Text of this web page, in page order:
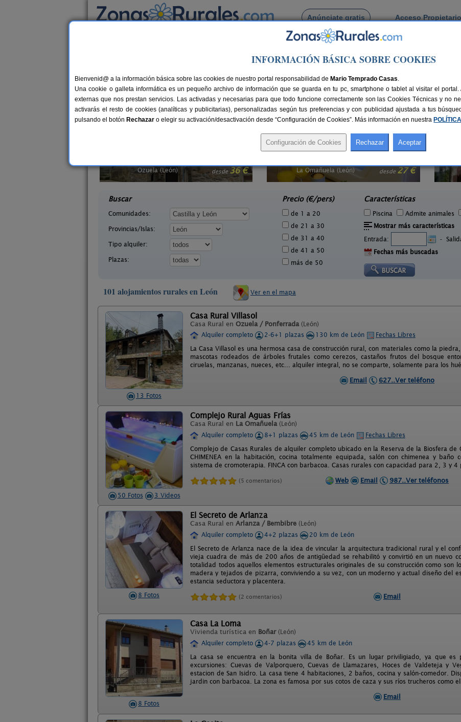
Anúnciate gratis Acceso
Busca por pueblo
Casas Rurales en León
Alojamientos rurales para disfrutar del turismo rural en León (19 con opiniones,10 con reserva online ,2 con
2-6+1 pers.
36 €
desde27 €
La Omañuela (León)
desde 18 €
Valdelaloba (León)
Buscar
Comunidades:
Provincias/Islas:
Tipo alquiler:
Plazas:
Precio (€/pers)
de 1 a 20
de 21 a 30
de 31 a 40
de 41 a 50
más de 50
Características
Piscina Admite animales
Mostrar más características
Entrada:
-
Fechas más buscadas
101 alojamientos rurales en León Ver en el mapa
13 Fotos
Casa Rural Villasol
Casa Rural en Ozuela / Ponferrada (León)
Alquiler completo
2-6+1 plazas 130 km de León
Fechas Libres
La Casa Villasol es una hermosa casa de construcción rural, con materiales como la
mascotas rodeados de árboles frutales como cerezos, castaños frutos del bosque
ciruelas, manzanas, nueces, etc... alquiler integral, no se comparte, solamente para los
Email
627..Ver teléfono
50 Fotos 3 Videos
Complejo Rural Aguas Frías
Casa Rural en La Omañuela (León)
Alquiler completo
8+1 plazas 45 km de León
Fechas Libres
Complejo de Casas Rurales de alquiler completo ubicado en la Reserva de la Biosfera de
CHIMENEA en la habitación, cocina totalmente equipada, salón con chimenea y baño
sistema de cromoterapia. FINCA con barbacoa. Casas rurales con capacidad para 2, 3 y 4
(5 comentarios) Web Email 987..Ver teléfonos
8 Fotos
El Secreto de Arlanza
Casa Rural en Arlanza / Bembibre (León)
Alquiler completo
4+2 plazas
20 km de León
El Secreto de Arlanza nace de la idea de vincular la arquitectura tradicional rural y el
vieja cuadra de más de 200 años de antigüedad se rehabilitó y convirtió en un nuevo
totalidad todos aquellos elementos estructurales originales de su construcción como son
madera y tejados de pizarra, conviviendo a su vez, con un moderno y actual diseño del
estancia seductora y placentera.
(2 comentarios) Email
8 Fotos
Casa La Loma
Vivienda turística en Boñar (León)
Alquiler completo
4-7 plazas
45 km de León
La casa se encuentra en la bonita villa de Boñar. Es un lugar priviligiado, ya que
excursiones: Cuevas de Valporquero, Cuevas de Llamazares, Hoces de Valdeteja y
estacion de San Isidro. La casa tiene 4 habitaciones, 2 baños, cocina y salón-comedor.
jardin con barbacoa. La zona es famosa por sus cotos de caza y sus ríos trucheros como
Email
INFORMACIÓN BÁSICA SOBRE COOKIES
Bienvenid@ a la información básica sobre las cookies de nuestro portal responsabilidad de Mario Temprado Casas.
Una cookie o galleta informática es un pequeño archivo de información que se guarda en tu pc, smartphone o tablet al visitar el
externas que nos prestan servicios. Las activadas y necesarias para que todo funcione correctamente son las Cookies Técnicas y no
activarás el resto de cookies (analíticas y publicitarias), personalizadas según tus preferencias y con publicidad ajustada a tus
pulsando el botón Rechazar o elegir su activación/desactivación desde “Configuración de Cookies”. Más información en nuestra